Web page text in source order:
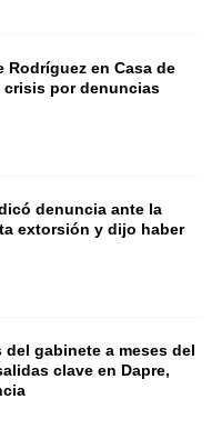
Rodríguez en Casa de
crisis por denuncias
denuncia ante la
extorsión y dijo haber
gabinete a meses del
clave en Dapre,